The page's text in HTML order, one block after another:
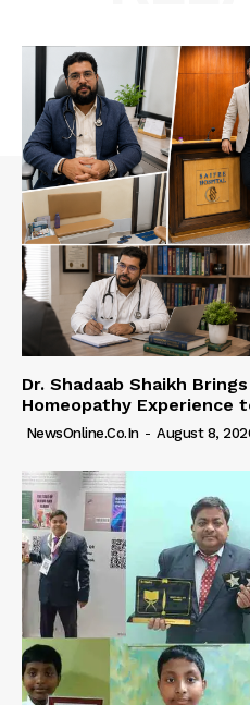
Dr. Shadaab Shaikh
Homeopathy Experience
NewsOnline.co.in - August 8,